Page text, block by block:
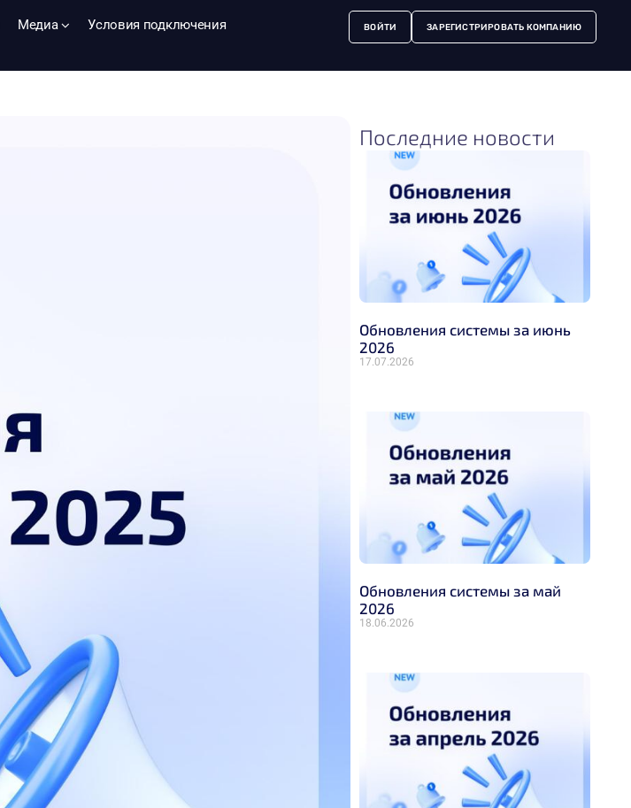
Медиа Условия подключения ВОЙТИ ЗАРЕГИСТРИРОВАТЬ КОМПАНИЮ
Последние новости
Обновления системы за июнь
2026
17.07.2026
Обновления системы за май
2026
18.06.2026